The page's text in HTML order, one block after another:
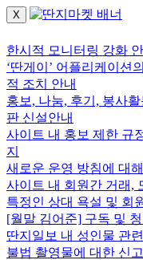
X
한시적 모니터링 강화
‘딴게이’ 어플리케이션
적 조치 안내
홍보, 나눔, 후기, 봉사
판 신설안내
사이트 내 홍보 제한 규
지
새로운 운영 방침에 대
사이트 내 회원간 거래,
특정인 상대 욕설 및 회
[월말 김어준] 구독 및
딴지일보 내 성인물 관
불법 촬영물에 대한 신